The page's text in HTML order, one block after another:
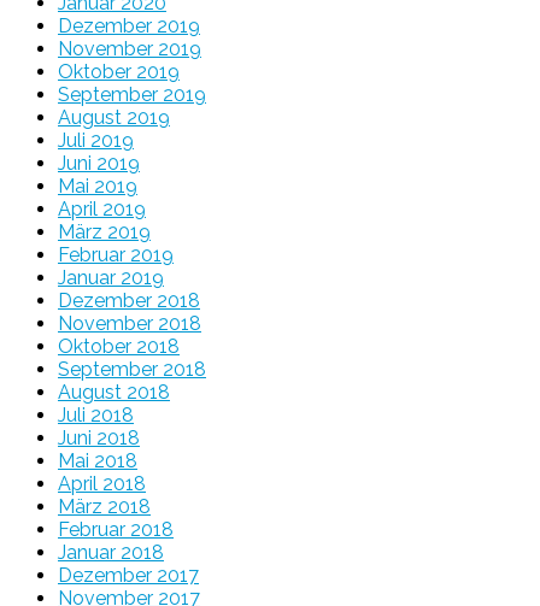
Dezember 2019
November 2019
Oktober 2019
September 2019
August 2019
Juli 2019
Juni 2019
Mai 2019
April 2019
März 2019
Februar 2019
Januar 2019
Dezember 2018
November 2018
Oktober 2018
September 2018
August 2018
Juli 2018
Juni 2018
Mai 2018
April 2018
März 2018
Februar 2018
Januar 2018
Dezember 2017
November 2017